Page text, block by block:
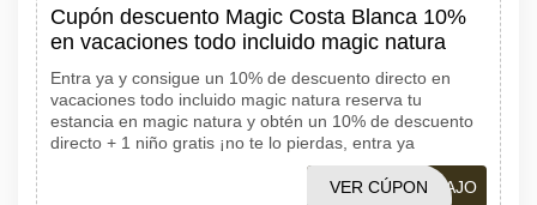
Cupón descuento Magic Costa Blanca 10%
en vacaciones todo incluido magic natura
Entra ya y consigue un 10% de descuento directo en
vacaciones todo incluido magic natura reserva tu
estancia en magic natura y obtén un 10% de descuento
directo + 1 niño gratis ¡no te lo pierdas, entra ya
YOVIAJO
VER CÚPON